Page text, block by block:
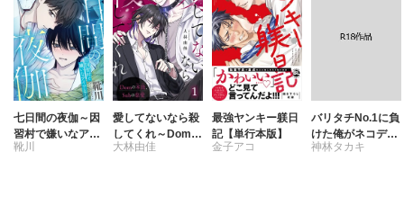
七日間の夜伽～因
習村で嫌いなアイ
ツと～【合冊版】
靴川
愛してないなら殺
してくれ～Domの
本能、Subの慈愛
大林由佳
最強ヤンキー躾日
記【単行本版】
金子アコ
バリタチNo.1に負
けた俺がネコデビ
ューするまで【R
神林タカキ